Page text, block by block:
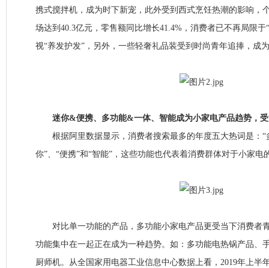
携式搅拌机，成为时下新宠，此外受到西式烹饪热潮的影响，
场达到40.3亿元，零售额同比增长41.4%，消费者已不再局限于
视“养发护发”，另外，一些轻奢礼品装受到时尚青年追捧，成
迷你&便携、多功能&一体、智能成为小家电产品趋势，受
根据阿里数据显示，消费者搜索最多的年度五大热词是：“
你”、“便携”和“智能”，这些功能也代表着消费群体对于小家电
对比单一功能的产品，多功能小家电产品更受当下消费者
功能集中在一起正在成为一种趋势。如：多功能电热锅产品、
厨师机。从全国家用电器工业信息中心数据上看，2019年上半